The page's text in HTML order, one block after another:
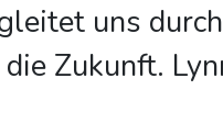
uns
Zukunft.